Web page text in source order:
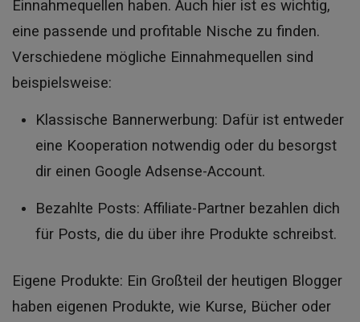
Einnahmequellen haben. Auch hier ist es wichtig,
eine passende und profitable Nische zu finden.
Verschiedene mögliche Einnahmequellen sind
beispielsweise:
Klassische Bannerwerbung: Dafür ist entweder
eine Kooperation notwendig oder du besorgst
dir einen Google Adsense-Account.
Bezahlte Posts: Affiliate-Partner bezahlen dich
für Posts, die du über ihre Produkte schreibst.
Eigene Produkte: Ein Großteil der heutigen Blogger
haben eigenen Produkte, wie Kurse, Bücher oder